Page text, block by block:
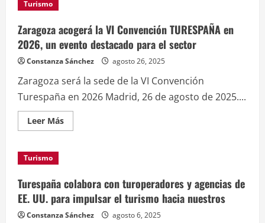
talento
en
turismo
durante
los
festejos
su
aniversario
Turismo
Zaragoza acogerá la VI Convención TURESPAÑA en
2026, un evento destacado para el sector
Constanza Sánchez agosto 26, 2025
Zaragoza será la sede de la VI Convención
Turespaña en 2026 Madrid, 26 de agosto de 2025....
Leer MásLeer
más
Convención
TURESPAÑA
en
2026,
un
Turismo
Turespaña colabora con turoperadores y agencias de
EE. UU. para impulsar el turismo hacia nuestros
Constanza Sánchez agosto 6, 2025